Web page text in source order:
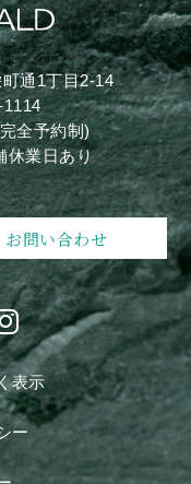
通1丁目2-14
全予約制)
休業日あり
お問い合わせ
表示
ー